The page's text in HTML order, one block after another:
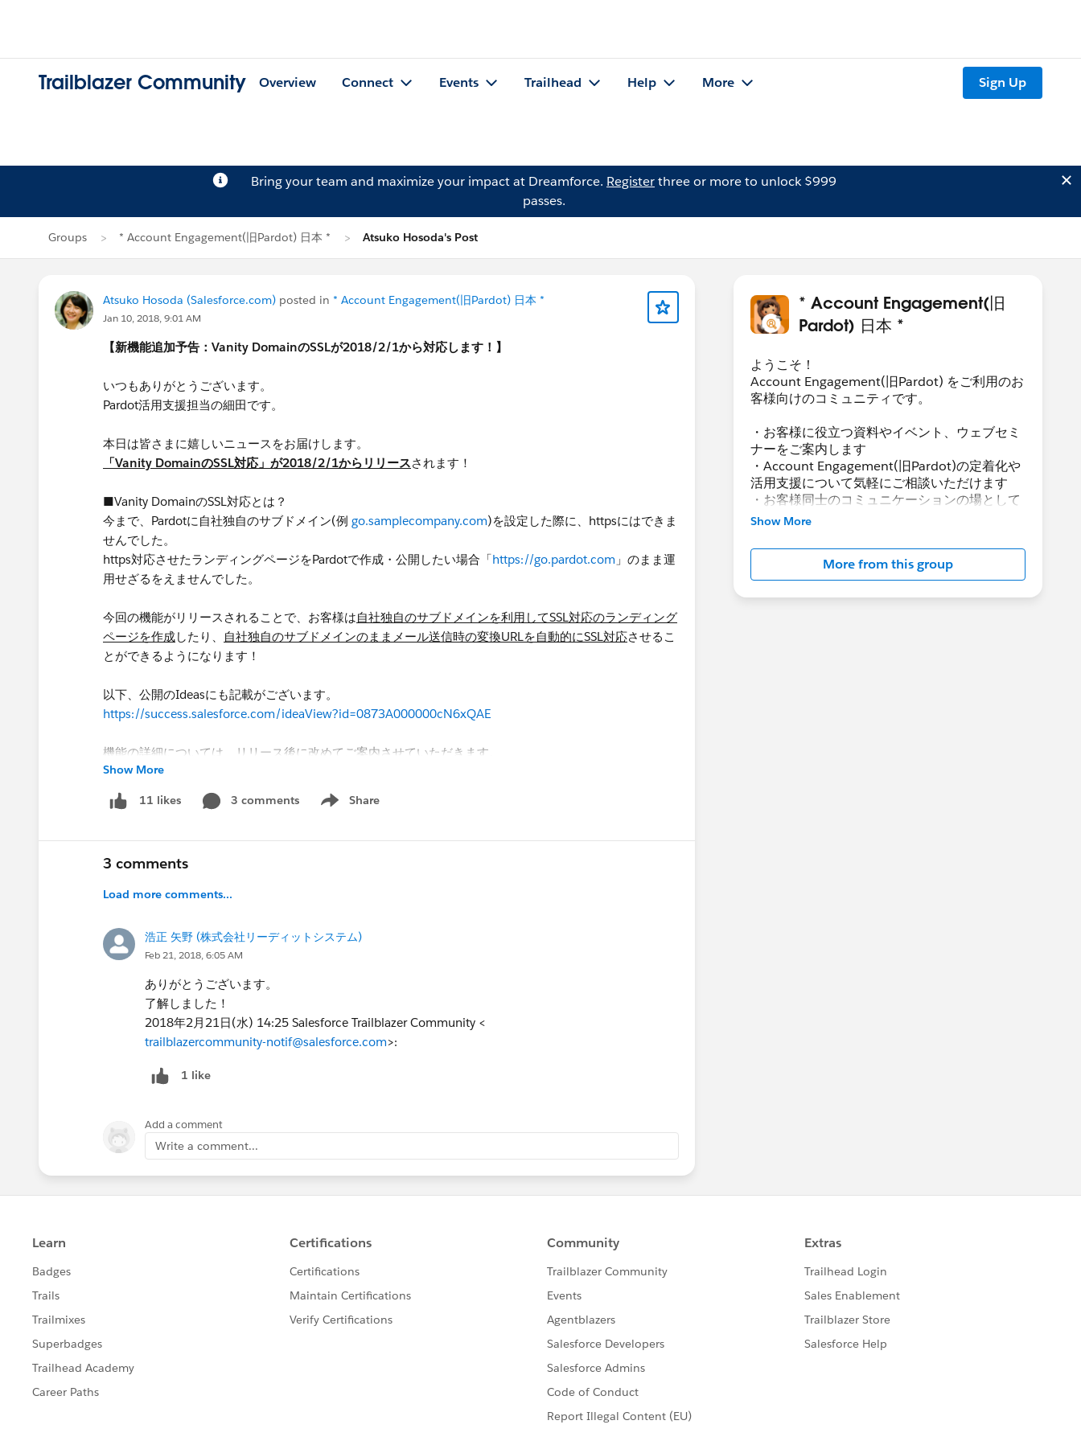
Trailblazer Community Overview Connect Events Trailhead Help More Sign Up
Bring your team and maximize your impact at Dreamforce. Registerthree or more to unlock $999
passes.
Groups * Account Engagement(旧Pardot) 日本 * Atsuko Hosoda's Post
Atsuko Hosoda (Salesforce.com) posted in * Account Engagement(旧Pardot) 日本 *
Jan 10, 2018, 9:01 AM
【新機能追加予告：Vanity DomainのSSLが2018/2/1から対応します！】
いつもありがとうございます。
Pardot活用支援担当の細田です。
本日は皆さまに嬉しいニュースをお届けします。
「Vanity DomainのSSL対応」が2018/2/1からリリースされます！
■Vanity DomainのSSL対応とは？
今まで、Pardotに自社独自のサブドメイン(例 go.samplecompany.com)を設定した際に、httpsにはできま
せんでした。
https対応させたランディングページをPardotで作成・公開したい場合「https://go.pardot.com 」のまま運
用せざるをえませんでした。
今回の機能がリリースされることで、お客様は自社独自のサブドメインを利用してSSL対応のランディング
ページを作成したり、 自社独自のサブドメインのままメール送信時の変換URLを自動的にSSL対応させるこ
とができるようになります！
以下、公開のIdeasにも記載がございます。
https://success.salesforce.com/ideaView?id=0873A000000cN6xQAE
機能の詳細については、リリース後に改めてご案内させていただきます。
ぜひ2/1を楽しみにお待ちください！
@* カスタマーサクセス日本 *
Show More
11 likes 3 comments Share
Show menu
3 comments
Load more comments...
浩正 矢野 (株式会社リーディットシステム)
Feb 21, 2018, 6:05 AM
ありがとうございます。
了解しました！
2018年2月21日(水) 14:25 Salesforce Trailblazer Community <
trailblazercommunity-notif@salesforce.com>:
1 like
Add a comment
Write a comment...
* Account Engagement(旧
Pardot) 日本 *
ようこそ！
Account Engagement(旧Pardot) をご利用のお
客様向けのコミュニティです。
・お客様に役立つ資料やイベント、ウェブセミ
ナーをご案内します
・Account Engagement(旧Pardot)の定着化や
活用支援について気軽にご相談いただけます
・お客様同士のコミュニケーションの場として
活用いただけます
Account Engagement(旧Pardot)に関する総合
コミュニティとしてお役立てください！
https://www.salesforce.com/jp/products/par
Show More
More from this group